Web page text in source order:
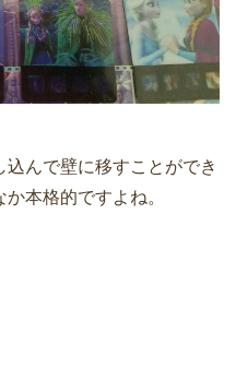
んで壁に移すことができ
本格的ですよね。